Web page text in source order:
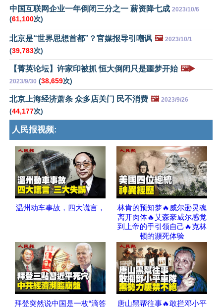
中国互联网企业一年倒闭三分之一 薪资降七成 2023/10/6
(61,100次)
北京是“世界思想首都”？官媒报导引嘲讽 🖼️ 2023/10/1
(39,783次)
【菁英论坛】许家印被抓 恒大倒闭只是噩梦开始 🖼️▶️
2023/9/30 (38,659次)
北京上海经济萧条 众多店关门 民不消费 🖼️ 2023/9/26
(44,177次)
人民报视频:
温州动车事故，四大谎言，
林肯的预知梦🔥威尔逊灵魂
离开肉体🔥艾森豪威尔感觉
到上帝的手引领自己🔥克林
顿的濒死体验
拜登突然说中国是一枚“滴答
唐山黑帮往事🔥敢拦邓小平